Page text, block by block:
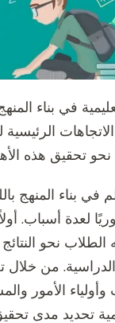
في بناء
الرئيسية
نحو تحقيق هذه
بناء المنهج
لعدة أسباب.
نحو
من خلال
الأمور
تحديد مدى